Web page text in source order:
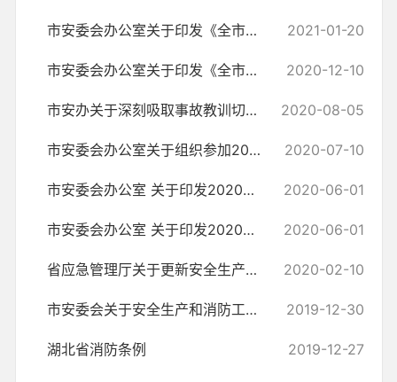
市安委会办公室关于印发《全市危险化学品道路运输安全集中整治实施方案... 2021-01-20
市安委会办公室关于印发《全市今冬明春火灾防控工作方案》的通知 2020-12-10
市安办关于深刻吸取事故教训切实加强高温汛期安全生产工作的通知 2020-08-05
市安委会办公室关于组织参加2020年全省安全知识网络竞赛的通知 2020-07-10
市安委会办公室 关于印发2020年全市“安全生产月”和 “安全生产天门行... 2020-06-01
市安委会办公室 关于印发2020年全市“安全生产月”和 “安全生产天门... 2020-06-01
省应急管理厅关于更新安全生产知识和 管理能力考核合格证、特种作业操... 2020-02-10
市安委会关于安全生产和消防工作督查的通知 2019-12-30
湖北省消防条例 2019-12-27